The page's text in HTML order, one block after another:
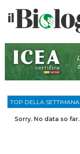
TOP DELLA SETTIMANA
Sorry. No data so far.